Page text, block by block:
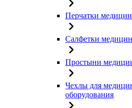
Перчатки
Салфетки
Простыни
Чехлы для
оборудования